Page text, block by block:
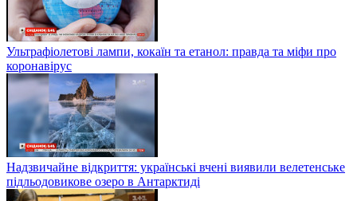
Ультрафіолетові лампи, кокаїн та етанол: правда та міфи про
коронавірус
Надзвичайне відкриття: українські вчені виявили велетенське
підльодовикове озеро в Антарктиді